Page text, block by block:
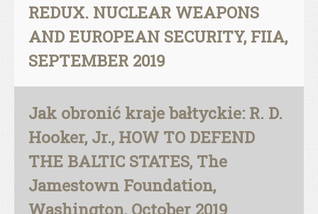
REDUX. NUCLEAR WEAPONS
AND EUROPEAN SECURITY, FIIA,
SEPTEMBER 2019
Jak obronić kraje bałtyckie: R. D.
Hooker, Jr., HOW TO DEFEND
THE BALTIC STATES, The
Jamestown Foundation,
Washington, October 2019